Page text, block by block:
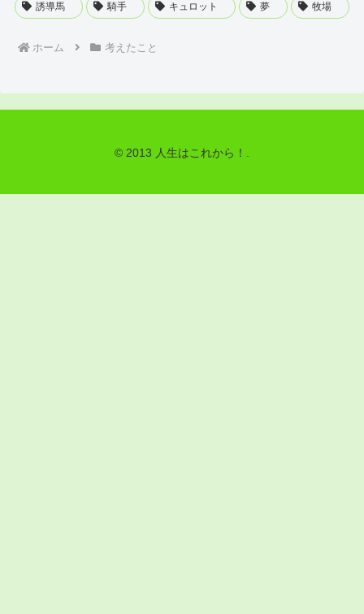
誘導馬 騎手 キュロット 夢 牧場
ホーム 考えたこと
© 2013 人生はこれから！.